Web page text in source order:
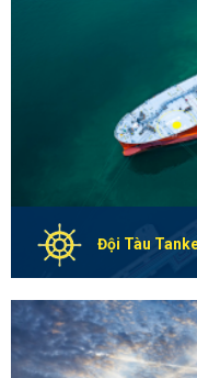
các đội tàu chuyên
Đội Tàu
GLOBAL MARINER –
đáp ứng đầy đủ
các đội tàu chuyên